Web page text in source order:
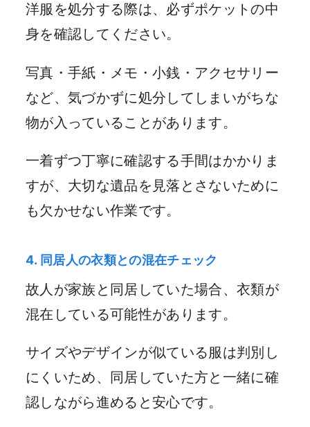
洋服を処分する際は、必ずポケットの中
身を確認してください。
写真・手紙・メモ・小銭・アクセサリー
など、気づかずに処分してしまいがちな
物が入っていることがあります。
一着ずつ丁寧に確認する手間はかかりま
すが、大切な遺品を見落とさないために
も欠かせない作業です。
4. 同居人の衣類との混在チェック
故人が家族と同居していた場合、衣類が
混在している可能性があります。
サイズやデザインが似ている服は判別し
にくいため、同居していた方と一緒に確
認しながら進めると安心です。